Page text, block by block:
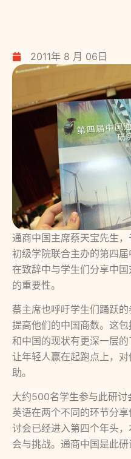
2011年 8 月 06日
通商中国主席蔡天宝先生
初级学院联合主办的第四
在致辞中与学生们分享中
的重要性。
蔡主席也呼吁学生们踊跃
提高他们的中国商数。这
和中国的现状有更深一层
让年轻人赢在起跑点上，
助。
大约500名学生参与此研
英语在两个不同的环节分
讨会已经进入第四个年头
会与挑战。通商中国是此研